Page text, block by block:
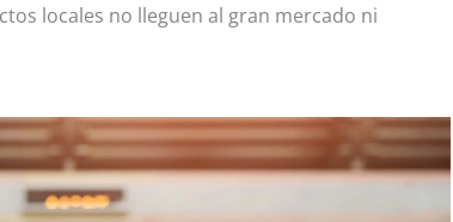
locales no lleguen al gran mercado ni